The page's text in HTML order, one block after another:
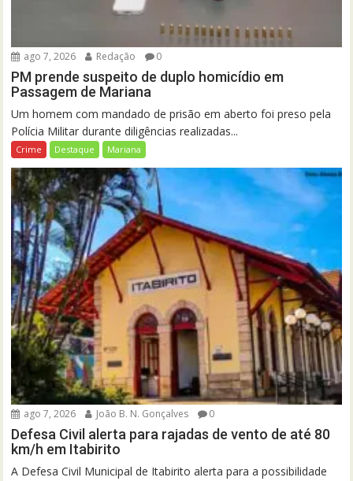
ago 7, 2026 Redação 0
PM prende suspeito de duplo homicídio em
Passagem de Mariana
Um homem com mandado de prisão em aberto foi preso pela
Polícia Militar durante diligências realizadas...
Crime Destaque Mariana
ago 7, 2026 João B. N. Gonçalves 0
Defesa Civil alerta para rajadas de vento de até 80
km/h em Itabirito
A Defesa Civil Municipal de Itabirito alerta para a possibilidade